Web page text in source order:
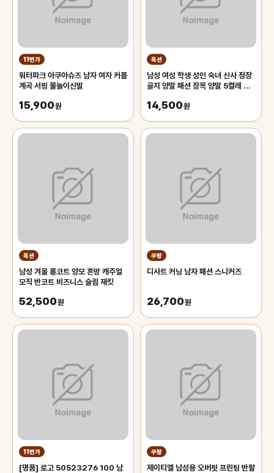
11번가
워터파크 아쿠아슈즈 남자 여자 커플
계곡 서핑 물놀이신발
15,900원
옥션
남성 여성 학생 성인 숙녀 신사 정장
골지 양말 패션 장목 양말 5켤레 세
14,500원
옥션
남성 겨울 롱코트 양모 혼방 캐주얼
모직 반코트 비즈니스 슬림 재킷
52,500원
쿠팡
디사트 커닝 남자 패션 스니커즈
26,700원
11번가
[명품] 로고 50523276 100 남
쿠팡
제이티엘 남성용 오버핏 프린팅 반팔